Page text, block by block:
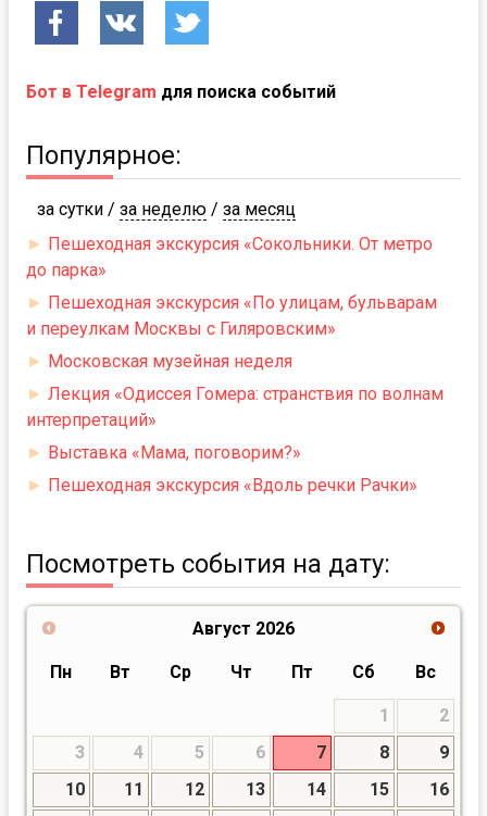
Бот в Telegram для поиска событий
Популярное:
за сутки / за неделю / за месяц
► Пешеходная экскурсия «Сокольники. От метро
до парка»
► Пешеходная экскурсия «По улицам, бульварам
и переулкам Москвы с Гиляровским»
► Московская музейная неделя
► Лекция «Одиссея Гомера: странствия по волнам
интерпретаций»
► Выставка «Мама, поговорим?»
► Пешеходная экскурсия «Вдоль речки Рачки»
Посмотреть события на дату:
Август 2026
Пн Вт Ср Чт Пт Сб Вс
1
2
3
4 5 6 7 8
9
10
11 12 13 14 15
16